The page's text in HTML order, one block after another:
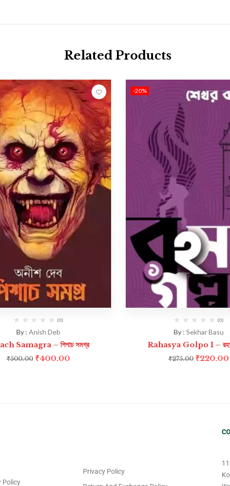
Related Products
(0)
By : Anish Deb
Samagra – পিশাচ সমগ্র
₹500.00 ₹400.00
-20%
(0)
By : Sekhar Basu
Rahasya Golpo 1 –
₹275.00 ₹220.00
Policy
Privacy Policy